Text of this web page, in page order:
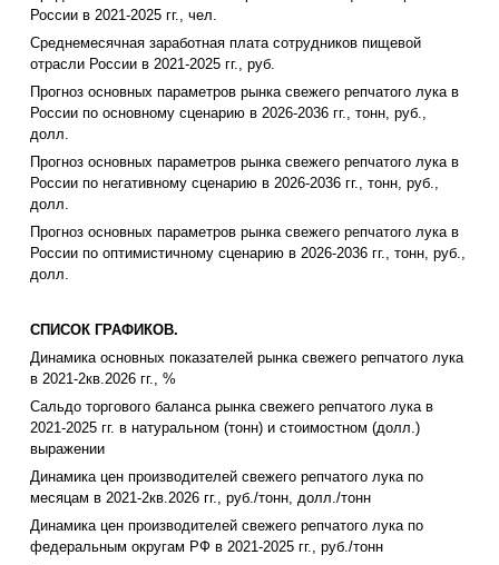
России в 2021-2025 гг., чел.
Среднемесячная заработная плата сотрудников пищевой
отрасли России в 2021-2025 гг., руб.
Прогноз основных параметров рынка свежего репчатого лука в
России по основному сценарию в 2026-2036 гг., тонн, руб.,
долл.
Прогноз основных параметров рынка свежего репчатого лука в
России по негативному сценарию в 2026-2036 гг., тонн, руб.,
долл.
Прогноз основных параметров рынка свежего репчатого лука в
России по оптимистичному сценарию в 2026-2036 гг., тонн, руб.,
долл.
СПИСОК ГРАФИКОВ.
Динамика основных показателей рынка свежего репчатого лука
в 2021-2кв.2026 гг., %
Сальдо торгового баланса рынка свежего репчатого лука в
2021-2025 гг. в натуральном (тонн) и стоимостном (долл.)
выражении
Динамика цен производителей свежего репчатого лука по
месяцам в 2021-2кв.2026 гг., руб./тонн, долл./тонн
Динамика цен производителей свежего репчатого лука по
федеральным округам РФ в 2021-2025 гг., руб./тонн